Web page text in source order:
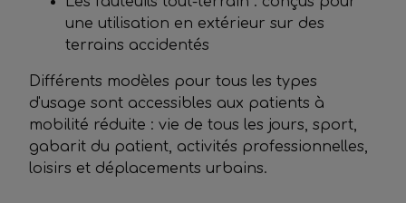
une utilisation en extérieur sur des
terrains accidentés
Différents modèles pour tous les types
d'usage sont accessibles aux patients à
mobilité réduite : vie de tous les jours, sport,
gabarit du patient, activités professionnelles,
loisirs et déplacements urbains.